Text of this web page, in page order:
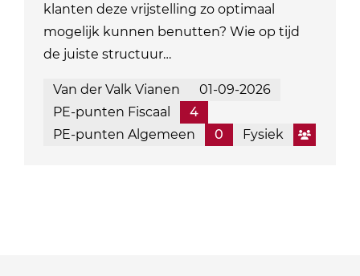
klanten deze vrijstelling zo optimaal
mogelijk kunnen benutten? Wie op tijd
de juiste structuur…
Van der Valk Vianen
01-09-2026
PE-punten Fiscaal
4
PE-punten Algemeen
0 Fysiek